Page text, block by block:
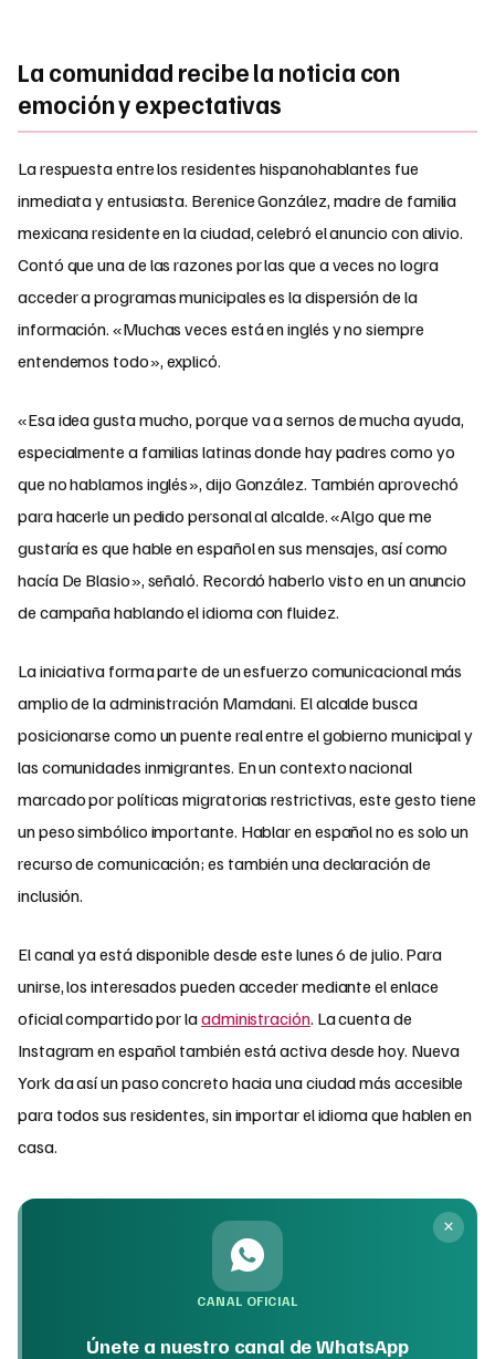
La comunidad recibe la noticia con
emoción y expectativas
La respuesta entre los residentes hispanohablantes fue
inmediata y entusiasta. Berenice González, madre de familia
mexicana residente en la ciudad, celebró el anuncio con alivio.
Contó que una de las razones por las que a veces no logra
acceder a programas municipales es la dispersión de la
información. «Muchas veces está en inglés y no siempre
entendemos todo», explicó.
«Esa idea gusta mucho, porque va a sernos de mucha ayuda,
especialmente a familias latinas donde hay padres como yo
que no hablamos inglés», dijo González. También aprovechó
para hacerle un pedido personal al alcalde. «Algo que me
gustaría es que hable en español en sus mensajes, así como
hacía De Blasio», señaló. Recordó haberlo visto en un anuncio
de campaña hablando el idioma con fluidez.
La iniciativa forma parte de un esfuerzo comunicacional más
amplio de la administración Mamdani. El alcalde busca
posicionarse como un puente real entre el gobierno municipal y
las comunidades inmigrantes. En un contexto nacional
marcado por políticas migratorias restrictivas, este gesto tiene
un peso simbólico importante. Hablar en español no es solo un
recurso de comunicación; es también una declaración de
inclusión.
El canal ya está disponible desde este lunes 6 de julio. Para
unirse, los interesados pueden acceder mediante el enlace
oficial compartido por laadministración. La cuenta de
Instagram en español también está activa desde hoy. Nueva
York da así un paso concreto hacia una ciudad más accesible
para todos sus residentes, sin importar el idioma que hablen en
casa.
CANAL OFICIAL
Únete a nuestro canal de WhatsApp